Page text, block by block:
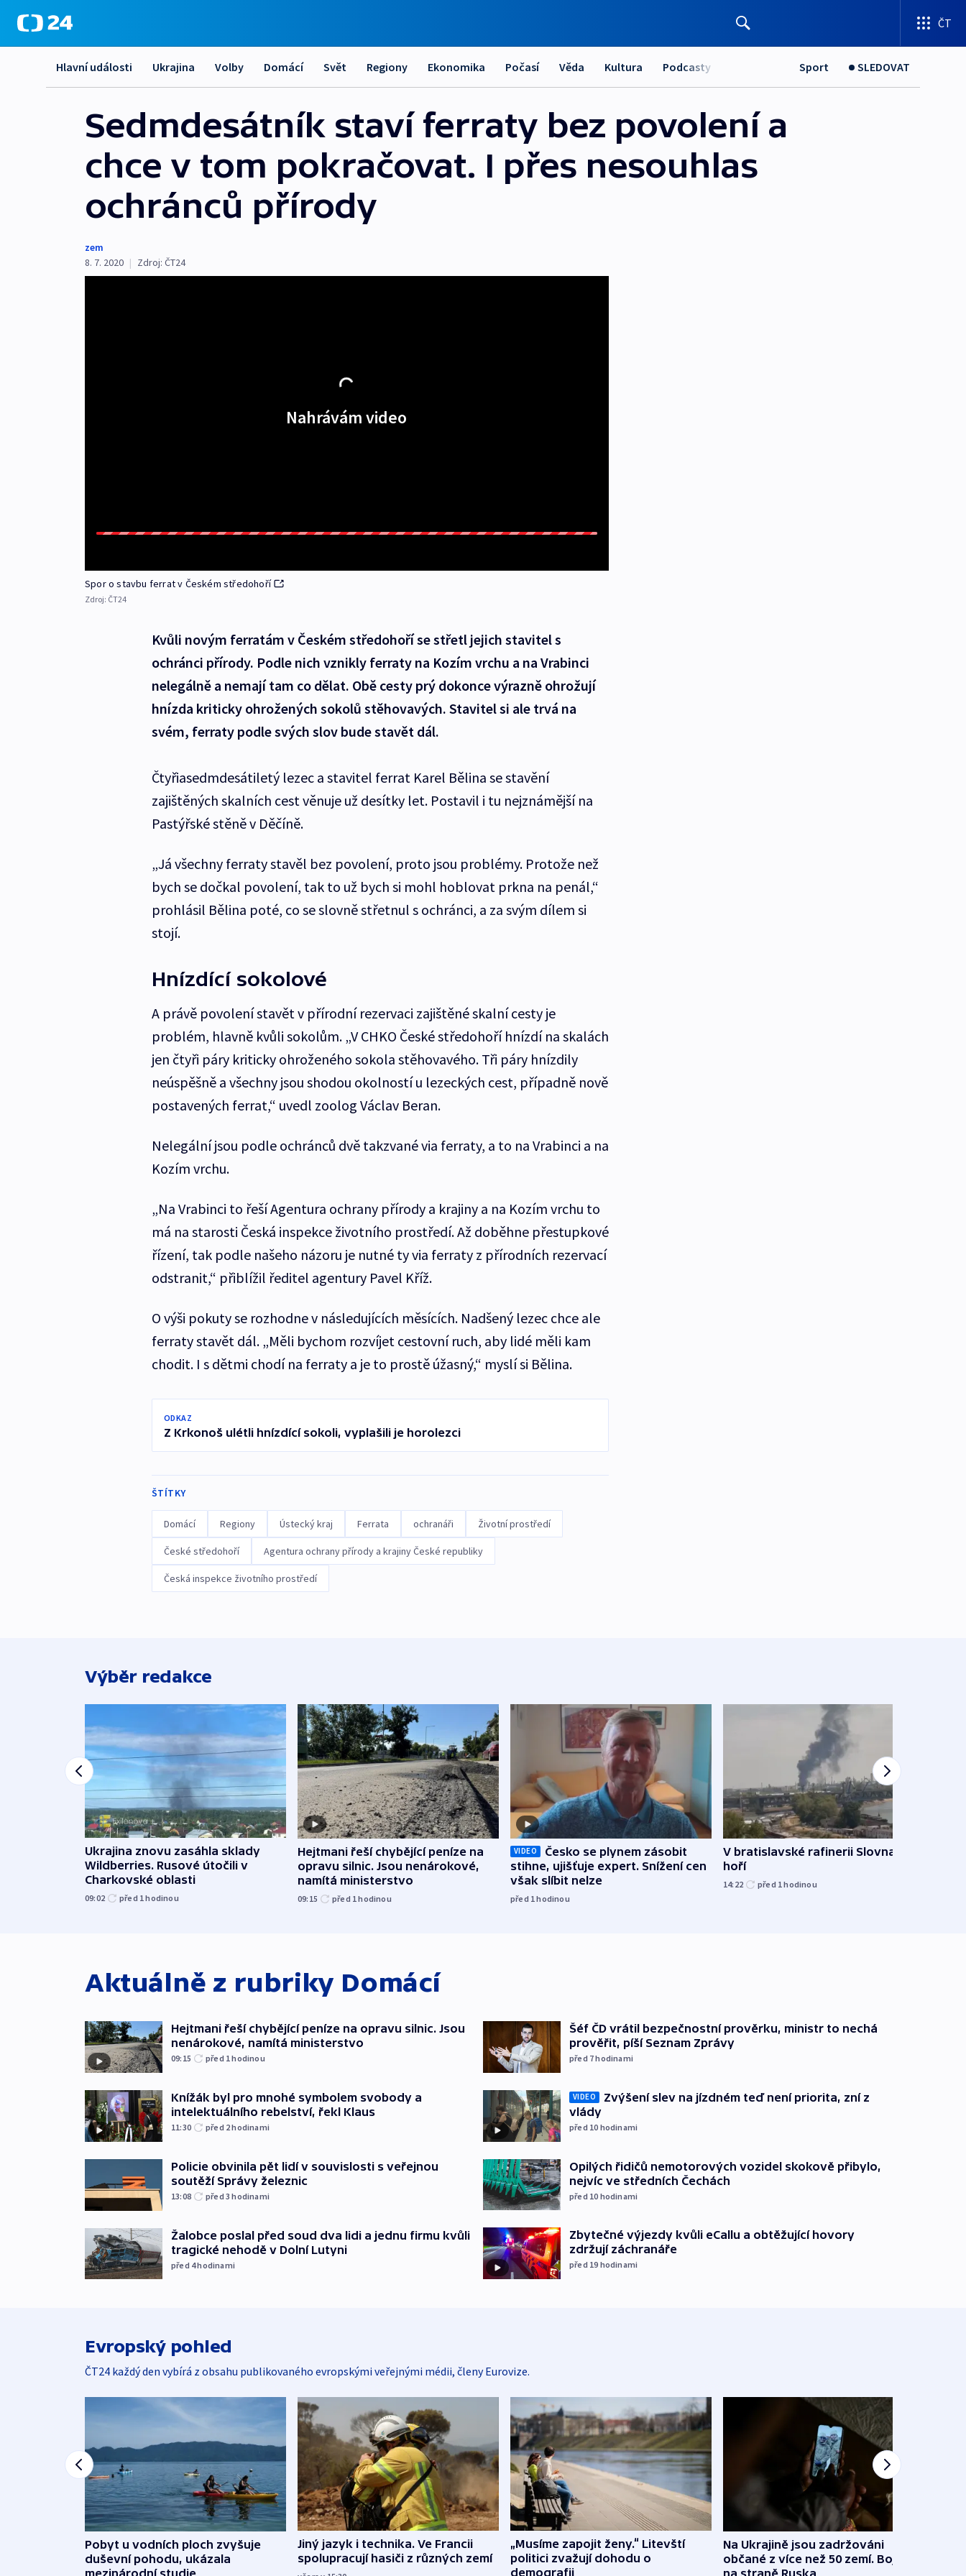
ČT
Hlavní události Ukrajina Volby Domácí Svět Regiony Ekonomika Počasí Věda Kultura Podcasty Sport SLEDOVAT
Sedmdesátník staví ferraty bez povolení a
chce v tom pokračovat. I přes nesouhlas
ochránců přírody
zem
8. 7. 2020 | Zdroj: ČT24
Nahrávám video
Spor o stavbu ferrat v Českém středohoří
Zdroj: ČT24
Kvůli novým ferratám v Českém středohoří se střetl jejich stavitel s
ochránci přírody. Podle nich vznikly ferraty na Kozím vrchu a na Vrabinci
nelegálně a nemají tam co dělat. Obě cesty prý dokonce výrazně ohrožují
hnízda kriticky ohrožených sokolů stěhovavých. Stavitel si ale trvá na
svém, ferraty podle svých slov bude stavět dál.
Čtyřiasedmdesátiletý lezec a stavitel ferrat Karel Bělina se stavění
zajištěných skalních cest věnuje už desítky let. Postavil i tu nejznámější na
Pastýřské stěně v Děčíně.
„Já všechny ferraty stavěl bez povolení, proto jsou problémy. Protože než
bych se dočkal povolení, tak to už bych si mohl hoblovat prkna na penál,“
prohlásil Bělina poté, co se slovně střetnul s ochránci, a za svým dílem si
stojí.
Hnízdící sokolové
A právě povolení stavět v přírodní rezervaci zajištěné skalní cesty je
problém, hlavně kvůli sokolům. „V CHKO České středohoří hnízdí na skalách
jen čtyři páry kriticky ohroženého sokola stěhovavého. Tři páry hnízdily
neúspěšně a všechny jsou shodou okolností u lezeckých cest, případně nově
postavených ferrat,“ uvedl zoolog Václav Beran.
Nelegální jsou podle ochránců dvě takzvané via ferraty, a to na Vrabinci a na
Kozím vrchu.
„Na Vrabinci to řeší Agentura ochrany přírody a krajiny a na Kozím vrchu to
má na starosti Česká inspekce životního prostředí. Až doběhne přestupkové
řízení, tak podle našeho názoru je nutné ty via ferraty z přírodních rezervací
odstranit,“ přiblížil ředitel agentury Pavel Kříž.
O výši pokuty se rozhodne v následujících měsících. Nadšený lezec chce ale
ferraty stavět dál. „Měli bychom rozvíjet cestovní ruch, aby lidé měli kam
chodit. I s dětmi chodí na ferraty a je to prostě úžasný,“ myslí si Bělina.
ODKAZ
Z Krkonoš ulétli hnízdící sokoli, vyplašili je horolezci
ŠTÍTKY
Domácí Regiony Ústecký kraj Ferrata ochranáři Životní prostředí
České středohoří Agentura ochrany přírody a krajiny České republiky
Česká inspekce životního prostředí
Výběr redakce
Ukrajina znovu zasáhla sklady
Wildberries. Rusové útočili v
Charkovské oblasti
09:02 před 1hodinou
Hejtmani řeší chybějící peníze na
opravu silnic. Jsou nenárokové,
namítá ministerstvo
09:15 před 1hodinou
VIDEO
Česko se plynem zásobit
stihne, ujišťuje expert. Snížení cen
však slíbit nelze
před 1hodinou
V bratislavské rafinerii Slovnaft
hoří
14:22 před 1hodinou
Aktuálně z rubriky Domácí
Hejtmani řeší chybějící peníze na opravu silnic. Jsou
nenárokové, namítá ministerstvo
09:15 před 1hodinou
Knížák byl pro mnohé symbolem svobody a
intelektuálního rebelství, řekl Klaus
11:30 před 2hodinami
Policie obvinila pět lidí v souvislosti s veřejnou
soutěží Správy železnic
13:08 před 3hodinami
Žalobce poslal před soud dva lidi a jednu firmu kvůli
tragické nehodě v Dolní Lutyni
před 4hodinami
Šéf ČD vrátil bezpečnostní prověrku, ministr to nechá
prověřit, píší Seznam Zprávy
před 7hodinami
VIDEO
Zvýšení slev na jízdném teď není priorita, zní z
vlády
před 10 hodinami
Opilých řidičů nemotorových vozidel skokově přibylo,
nejvíc ve středních Čechách
před 10 hodinami
Zbytečné výjezdy kvůli eCallu a obtěžující hovory
zdržují záchranáře
před 19 hodinami
Evropský pohled
ČT24 každý den vybírá z obsahu publikovaného evropskými veřejnými médii, členy Eurovize.
Pobyt u vodních ploch zvyšuje
duševní pohodu, ukázala
mezinárodní studie
Jiný jazyk i technika. Ve Francii
spolupracují hasiči z různých zemí
„Musíme zapojit ženy.“ Litevští
politici zvažují dohodu o
demografii
Na Ukrajině jsou zadržováni
občané z více než 50 zemí. Bojovali
na straně Ruska